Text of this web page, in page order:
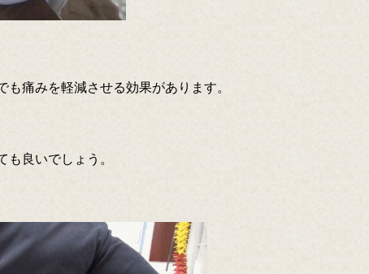
痛みを軽減させる効果があります。
良いでしょう。